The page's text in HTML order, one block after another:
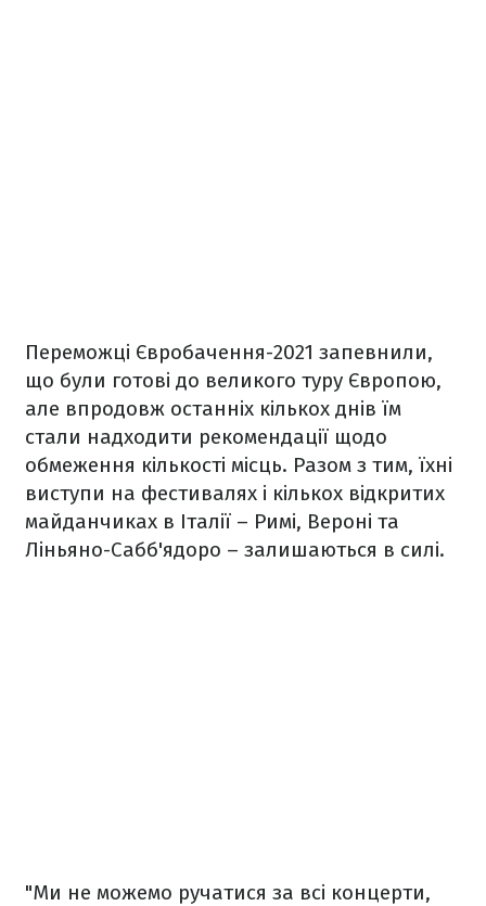
Переможці Євробачення-2021 запевнили,
що були готові до великого туру Європою,
але впродовж останніх кількох днів їм
стали надходити рекомендації щодо
обмеження кількості місць. Разом з тим, їхні
виступи на фестивалях і кількох відкритих
майданчиках в Італії – Римі, Вероні та
Ліньяно-Сабб'ядоро – залишаються в силі.
"Ми не можемо ручатися за всі концерти,